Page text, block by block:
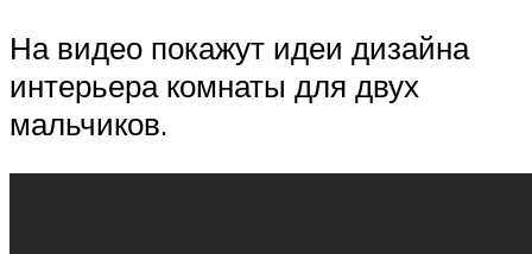
На видео покажут идеи дизайна
интерьера комнаты для двух
мальчиков.